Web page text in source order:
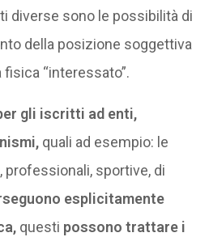
diverse sono le possibilità di
della posizione soggettiva
“interessato”.
gli iscritti ad enti,
quali ad esempio: le
sportive, di
esplicitamente
questi possono trattare i